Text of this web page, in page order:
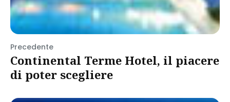
Precedente
Continental Terme Hotel, il piacere
di poter scegliere